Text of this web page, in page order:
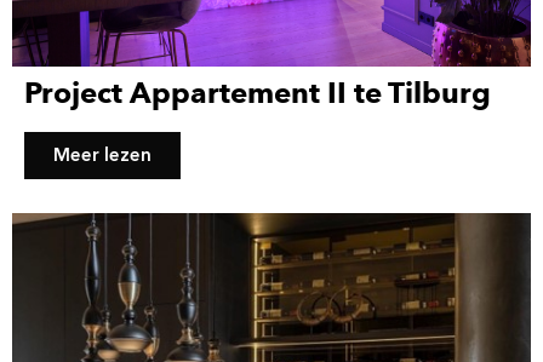
Project Appartement II te Tilburg
Meer lezen